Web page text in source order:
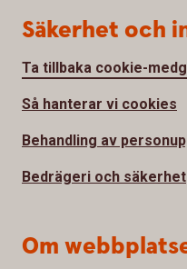
Säkerhet och
Ta tillbaka cookie-
Så hanterar vi cookies
Behandling av
Bedrägeri och säkerhet
Om